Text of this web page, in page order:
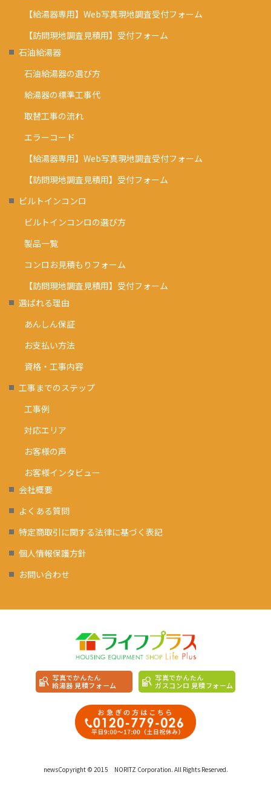
【給湯器専用】Web写真現地調査受付フォーム
【訪問現地調査見積用】受付フォーム
石油給湯器
石油給湯器の選び方
給湯器の標準工事代
取替工事の流れ
エラーコード
【給湯器専用】Web写真現地調査受付フォーム
【訪問現地調査見積用】受付フォーム
ビルトインコンロ
ビルトインコンロの選び方
製品一覧
コンロお見積もりフォーム
【訪問現地調査見積用】受付フォーム
選ばれる理由
あんしん保証
お支払い方法
資格・工事内容
工事までのステップ
工事例
対応エリア
お客様の声
お客様インタビュー
会社概要
よくある質問
特定商取引に関する法律に基づく表記
個人情報保護方針
お問い合わせ
写真でかんたん
給湯器 見積フォーム
写真でかんたん
ガスコンロ 見積フォーム
newsCopyright © 2015 NORITZ Corporation. All Rights Reserved.